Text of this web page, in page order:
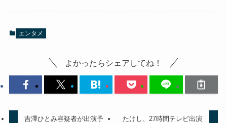
エンタメ
よかったらシェアしてね！
吉澤ひとみ容疑者が出演予
たけし、27時間テレビ出演